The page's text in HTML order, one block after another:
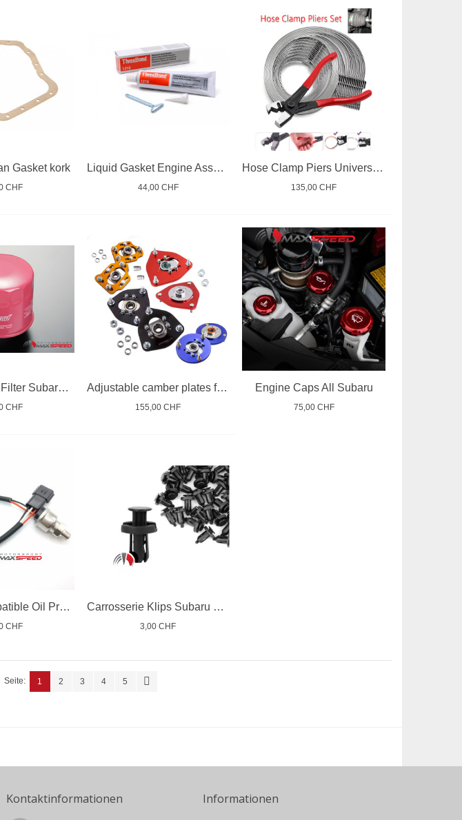
Gasket kork
CHF
Liquid Gasket Engine Assembly
44,00 CHF
Hose Clamp Piers Universal Set
135,00 CHF
STI Japan Oil Filter Subaru Impreza 1994/20
CHF
Adjustable camber plates for coilovers
155,00 CHF
Engine Caps All Subaru
75,00 CHF
BN Defi Compatible Oil Press Sensore
CHF
Carrosserie Klips Subaru 92/2018
3,00 CHF
Seite: 1 2 3 4 5
Kontaktinformationen Informationen